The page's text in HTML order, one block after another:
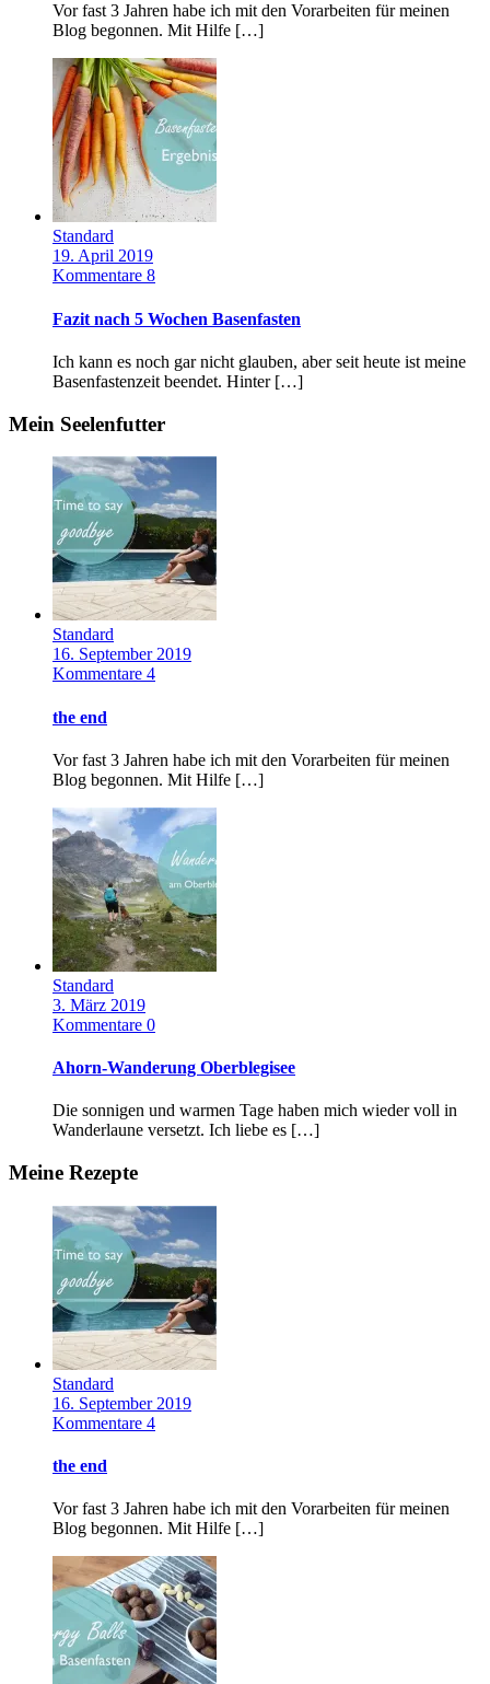
Vor fast 3 Jahren habe ich mit den Vorarbeiten für meinen
Blog begonnen. Mit Hilfe […]
Standard
19. April 2019
Kommentare 8
Fazit nach 5 Wochen Basenfasten
Ich kann es noch gar nicht glauben, aber seit heute ist meine
Basenfastenzeit beendet. Hinter […]
Mein Seelenfutter
Standard
16. September 2019
Kommentare 4
the end
Vor fast 3 Jahren habe ich mit den Vorarbeiten für meinen
Blog begonnen. Mit Hilfe […]
Standard
3. März 2019
Kommentare 0
Ahorn-Wanderung Oberblegisee
Die sonnigen und warmen Tage haben mich wieder voll in
Wanderlaune versetzt. Ich liebe es […]
Meine Rezepte
Standard
16. September 2019
Kommentare 4
the end
Vor fast 3 Jahren habe ich mit den Vorarbeiten für meinen
Blog begonnen. Mit Hilfe […]